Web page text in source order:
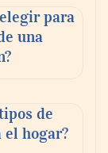
para
una
de
hogar?